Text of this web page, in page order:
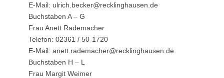
E-Mail: ulrich.becker@recklinghausen.de
Buchstaben A – G
Frau Anett Rademacher
Telefon: 02361 / 50-1720
E-Mail: anett.rademacher@recklinghausen.de
Buchstaben H – L
Frau Margit Weimer